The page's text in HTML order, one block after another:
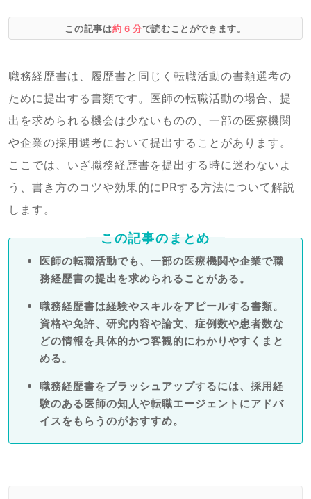
この記事は約 6 分で読むことができます。
職務経歴書は、履歴書と同じく転職活動の書類選考の
ために提出する書類です。医師の転職活動の場合、提
出を求められる機会は少ないものの、一部の医療機関
や企業の採用選考において提出することがあります。
ここでは、いざ職務経歴書を提出する時に迷わないよ
う、書き方のコツや効果的にPRする方法について解説
します。
この記事のまとめ
医師の転職活動でも、一部の医療機関や企業で職
務経歴書の提出を求められることがある。
職務経歴書は経験やスキルをアピールする書類。
資格や免許、研究内容や論文、症例数や患者数な
どの情報を具体的かつ客観的にわかりやすくまと
める。
職務経歴書をブラッシュアップするには、採用経
験のある医師の知人や転職エージェントにアドバ
イスをもらうのがおすすめ。